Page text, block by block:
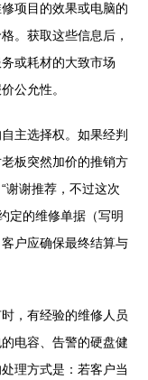
项目的效果或电脑的
。获取这些信息后，
或耗材的大致市场
公允性。
主选择权。如果经判
板突然加价的推销方
谢谢推荐，不过这次
定的维修单据（写明
户应确保最终结算与
，有经验的维修人员
电容、告警的硬盘健
理方式是：若客户当